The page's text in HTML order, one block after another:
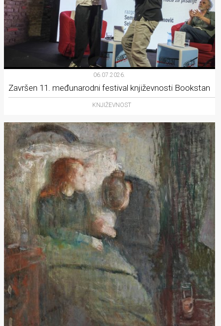
06.07.2026.
Završen 11. međunarodni festival književnosti Bookstan
KNJIŽEVNOST